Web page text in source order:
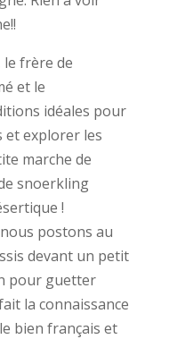
le frère de
et le
idéales pour
et explorer les
marche de
snoerkling
!
postons au
devant un petit
pour guetter
la connaissance
bien français et